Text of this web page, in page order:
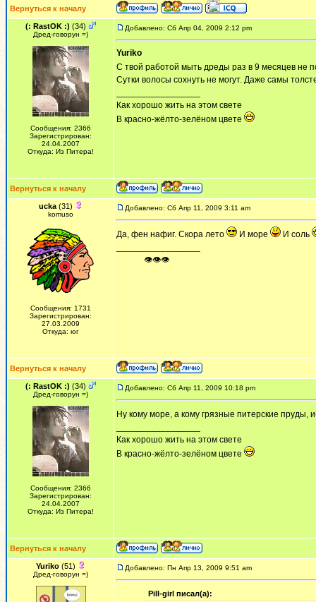
Вернуться к началу
(: RastOK :) (34)
Дред-говорун =)
Сообщения: 2366
Зарегистрирован:
24.04.2007
Откуда: Из Питера!
Добавлено: Сб Апр 04, 2009 2:12 pm
Yuriko
С твой работой мыть дреды раз в 9 месяцев не
Сутки волосы сохнуть не могут. Даже самы
Как хорошо жить на этом свете
В красно-жёлто-зелёном цвете
Вернуться к началу
ucka (31)
komuso
Сообщения: 1731
Зарегистрирован:
27.03.2009
Откуда: юг
Добавлено: Сб Апр 11, 2009 3:11 am
Да, фен нафиг. Скора лето И море
И соль
ᅠ ᅠ ᅠ👁👁👁
Вернуться к началу
(: RastOK :) (34)
Дред-говорун =)
Сообщения: 2366
Зарегистрирован:
24.04.2007
Откуда: Из Питера!
Добавлено: Сб Апр 11, 2009 10:18 pm
Ну кому море, а кому грязные питерские пруды,
Как хорошо жить на этом свете
В красно-жёлто-зелёном цвете
Вернуться к началу
Yuriko (51)
Дред-говорун =)
Добавлено: Пн Апр 13, 2009 9:51 am
Pill-girl писал(а):